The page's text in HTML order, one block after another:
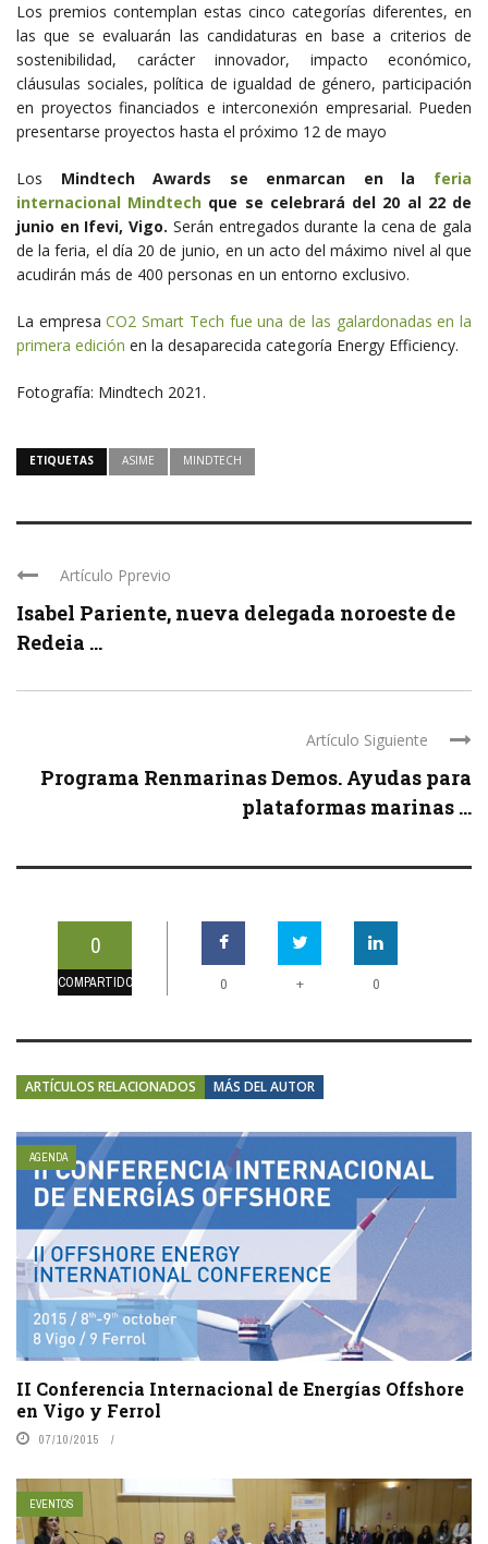
Los premios contemplan estas cinco categorías diferentes, en
las que se evaluarán las candidaturas en base a criterios de
sostenibilidad, carácter innovador, impacto económico,
cláusulas sociales, política de igualdad de género, participación
en proyectos financiados e interconexión empresarial. Pueden
presentarse proyectos hasta el próximo 12 de mayo
Los Mindtech Awards se enmarcan en la feria
internacional Mindtech que se celebrará del 20 al 22 de
junio en Ifevi, Vigo. Serán entregados durante la cena de gala
de la feria, el día 20 de junio, en un acto del máximo nivel al que
acudirán más de 400 personas en un entorno exclusivo.
La empresaCO2 Smart Tech fue una de las galardonadas en la
primera edición en la desaparecida categoría Energy Efficiency.
Fotografía: Mindtech 2021.
ETIQUETAS ASIME MINDTECH
Artículo Pprevio
Isabel Pariente, nueva delegada noroeste de
Redeia ...
Artículo Siguiente
Programa Renmarinas Demos. Ayudas para
plataformas marinas ...
0
COMPARTIDOS 0 + 0
ARTÍCULOS RELACIONADOS MÁS DEL AUTOR
AGENDA
II Conferencia Internacional de Energías Offshore
en Vigo y Ferrol
07/10/2015
EVENTOS